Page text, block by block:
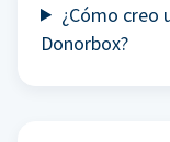
¿Cómo creo
Donorbox?